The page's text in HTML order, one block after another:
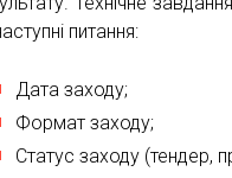
питання:
Дата заходу;
Формат заходу;
Статус заходу (тендер,